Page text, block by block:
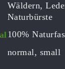
Wäldern,
Naturbürste
100%
normal, small